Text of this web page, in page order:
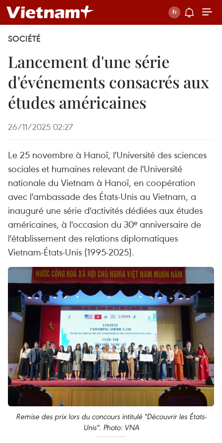
SOCIÉTÉ
Lancement d'une série
d'événements consacrés aux
études américaines
26/11/2025 02:27
Le 25 novembre à Hanoï, l'Université des sciences
sociales et humaines relevant de l'Université
nationale du Vietnam à Hanoï, en coopération
avec l'ambassade des États-Unis au Vietnam, a
inauguré une série d'activités dédiées aux études
américaines, à l'occasion du 30ᵉ anniversaire de
l'établissement des relations diplomatiques
Vietnam-États-Unis (1995-2025).
Remise des prix lors du concours intitulé "Découvrir les États-
Unis". Photo: VNA